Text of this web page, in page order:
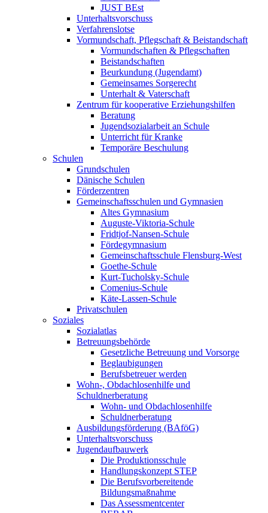
JUST BEst
Unterhaltsvorschuss
Verfahrenslotse
Vormundschaft, Pflegschaft & Beistandschaft
Vormundschaften & Pflegschaften
Beistandschaften
Beurkundung (Jugendamt)
Gemeinsames Sorgerecht
Unterhalt & Vaterschaft
Zentrum für kooperative Erziehungshilfen
Beratung
Jugendsozialarbeit an Schule
Unterricht für Kranke
Temporäre Beschulung
Schulen
Grundschulen
Dänische Schulen
Förderzentren
Gemeinschaftsschulen und Gymnasien
Altes Gymnasium
Auguste-Viktoria-Schule
Fridtjof-Nansen-Schule
Fördegymnasium
Gemeinschaftsschule Flensburg-West
Goethe-Schule
Kurt-Tucholsky-Schule
Comenius-Schule
Käte-Lassen-Schule
Privatschulen
Soziales
Sozialatlas
Betreuungsbehörde
Gesetzliche Betreuung und Vorsorge
Beglaubigungen
Berufsbetreuer werden
Wohn-, Obdachlosenhilfe und
Schuldnerberatung
Wohn- und Obdachlosenhilfe
Schuldnerberatung
Ausbildungsförderung (BAföG)
Unterhaltsvorschuss
Jugendaufbauwerk
Die Produktionsschule
Handlungskonzept STEP
Die Berufsvorbereitende
Bildungsmaßnahme
Das Assessmentcenter